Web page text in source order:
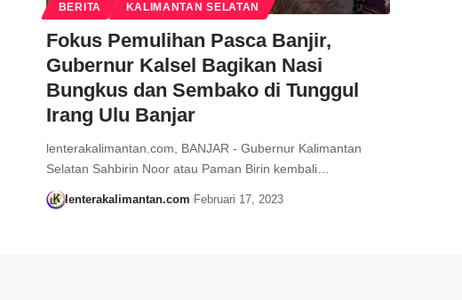
BERITA KALIMANTAN SELATAN
Fokus Pemulihan Pasca Banjir,
Gubernur Kalsel Bagikan Nasi
Bungkus dan Sembako di Tunggul
Irang Ulu Banjar
lenterakalimantan.com, BANJAR - Gubernur Kalimantan
Selatan Sahbirin Noor atau Paman Birin kembali…
lenterakalimantan.com Februari 17, 2023